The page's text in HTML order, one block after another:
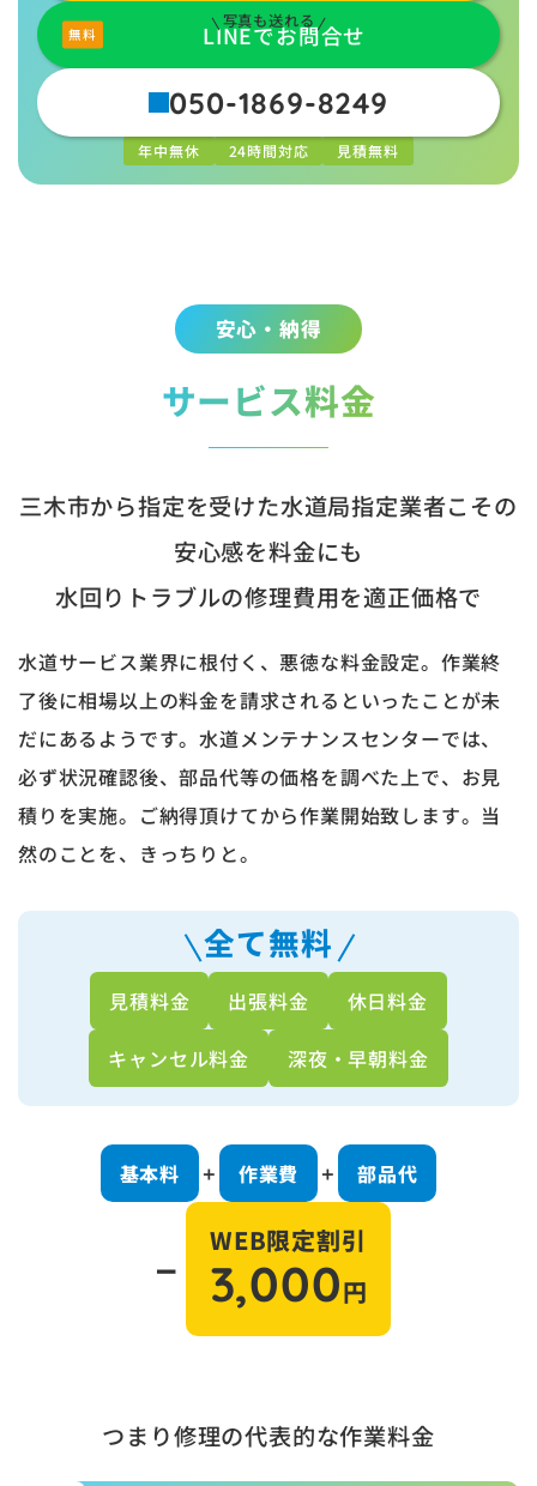
写真も送れる
LINEでお問合せ
050-1869-8249
年中無休 24時間対応 見積無料
安心・納得
サービス料金
三木市から指定を受けた水道局指定業者こその
安心感を料金にも
水回りトラブルの修理費用を適正価格で
水道サービス業界に根付く、悪徳な料金設定。作業終
了後に相場以上の料金を請求されるといったことが未
だにあるようです。水道メンテナンスセンターでは、
必ず状況確認後、部品代等の価格を調べた上で、お見
積りを実施。ご納得頂けてから作業開始致します。当
然のことを、きっちりと。
見積料金 出張料金
休日料金
キャンセル料金
深夜・早朝料金
全て無料
基本料 ＋ 作業費 ＋ 部品代
－
WEB限定割引
3,000円
つまり修理の代表的な作業料金